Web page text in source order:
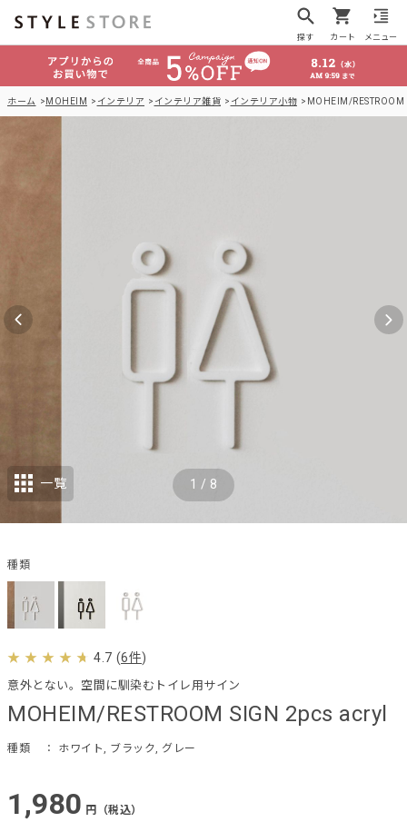
探す カート メニュー
ホーム MOHEIM インテリア インテリア雑貨 インテリア小物 MOHEIM/
MOHEIM/RESTROOM SIGN 2pcs acryl
意外とない。空間に馴染むトイレ用サイン
種類 ： ホワイト, ブラック, グレー
4.7 (6件)
1,980 円（税込）
1 / 8
一覧
種類